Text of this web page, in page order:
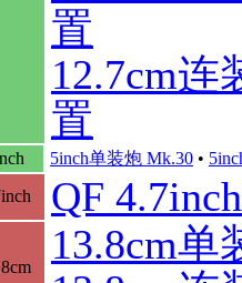
置
12.7cm
置
5inch单装炮 Mk.30 •
QF
13.8cm单